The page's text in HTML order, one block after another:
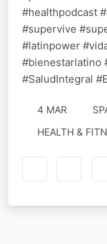
#healthpodcast
#supervive
#latinpower
#bienestarlatino
#SaludIntegral
4 MAR
HEALTH &